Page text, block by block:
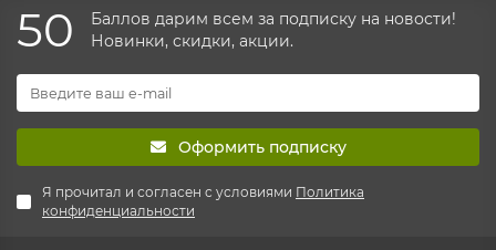
отсутствие в тесте каких-либо консервантов, усилителей
вкуса, сахара, дрожжей и других химических добавок.
50
Баллов дарим всем за подписку на новости!
Новинки, скидки, акции.
Оформить подписку
Я прочитал и согласен с условиями Политика
конфиденциальности